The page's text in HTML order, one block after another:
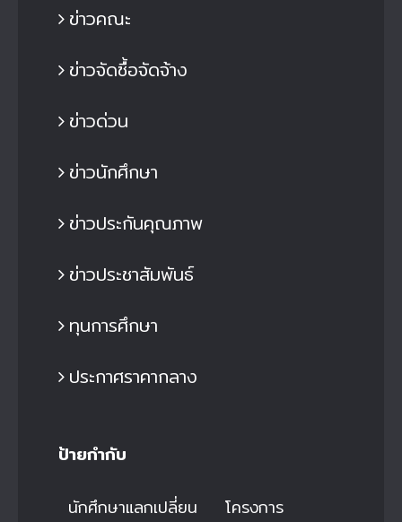
ข่าวคณะ
ข่าวจัดซื้อจัดจ้าง
ข่าวด่วน
ข่าวนักศึกษา
ข่าวประกันคุณภาพ
ข่าวประชาสัมพันธ์
ทุนการศึกษา
ประกาศราคากลาง
ป้ายกำกับ
นักศึกษาแลกเปลี่ยน โครงการ